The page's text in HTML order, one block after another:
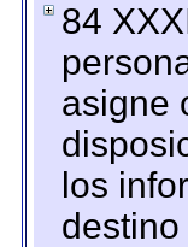
84
asigne
los